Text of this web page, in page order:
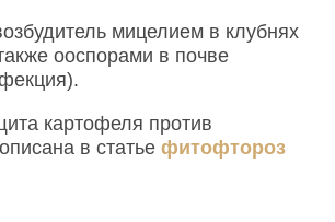
мицелием в клубнях
ооспорами в почве
картофеля против
в статьефитофтороз